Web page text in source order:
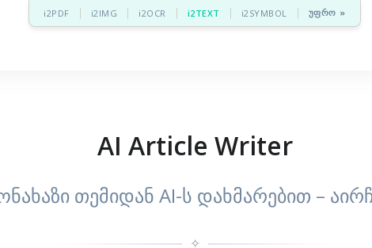
i2PDF i2IMG i2OCR i2TEXT i2SYMBOL უფრო »
AI Article Writer
თემიდან AI-ს დახმარებით –
✧